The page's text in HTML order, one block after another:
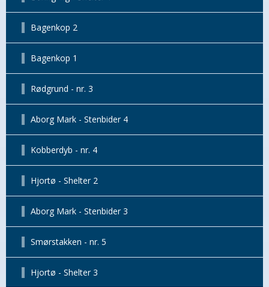
Bagenkop 2
Bagenkop 1
Rødgrund - nr. 3
Aborg Mark - Stenbider 4
Kobberdyb - nr. 4
Hjortø - Shelter 2
Aborg Mark - Stenbider 3
Smørstakken - nr. 5
Hjortø - Shelter 3